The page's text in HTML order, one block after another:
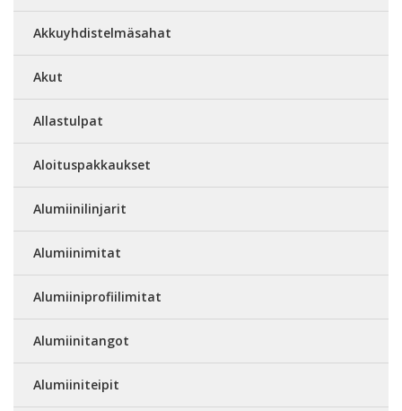
Akkuyhdistelmäsahat
Akut
Allastulpat
Aloituspakkaukset
Alumiinilinjarit
Alumiinimitat
Alumiiniprofiilimitat
Alumiinitangot
Alumiiniteipit